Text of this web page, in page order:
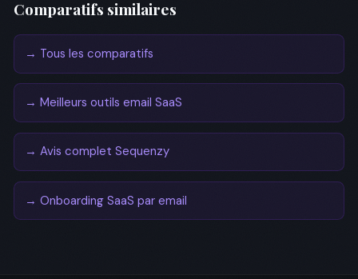
Comparatifs similaires
→ Tous les comparatifs
→ Meilleurs outils email SaaS
→ Avis complet Sequenzy
→ Onboarding SaaS par email